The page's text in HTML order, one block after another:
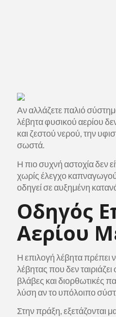
Αν αλλάζετε παλιό
λέβητα φυσικού αερίου
και ζεστού νερού, την
σωστά.
Η πιο συχνή αστοχία δεν
χωρίς έλεγχο
οδηγεί σε αυξημένη
Οδηγός
Αερίου
Η επιλογή λέβητα πρέπει
λέβητας που δεν
βλάβες και διορθωτικές
λύση αν το υπόλοιπο
Στην πράξη, εξετάζονται